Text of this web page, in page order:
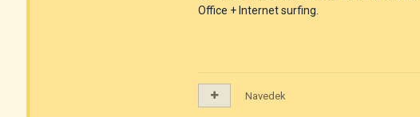
Office + Internet surfing.
Navedek